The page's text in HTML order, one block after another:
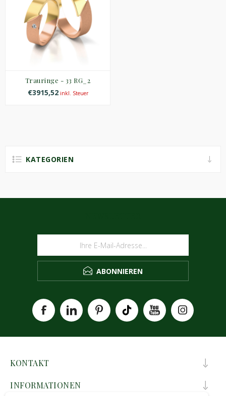
Trauringe - 33 RG_2
€3915,52inkl. Steuer
KATEGORIEN
ABONNIEREN
KONTAKT
INFORMATIONEN